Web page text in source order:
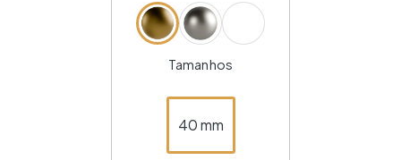
Tamanhos
40 mm